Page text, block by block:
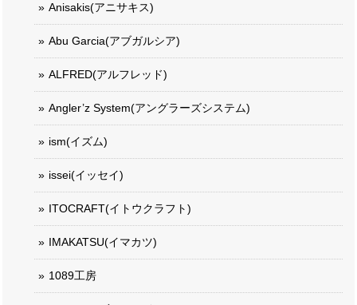
Anisakis(アニサキス)
Abu Garcia(アブガルシア)
ALFRED(アルフレッド)
Angler’z System(アングラーズシステム)
ism(イズム)
issei(イッセイ)
ITOCRAFT(イトウクラフト)
IMAKATSU(イマカツ)
1089工房